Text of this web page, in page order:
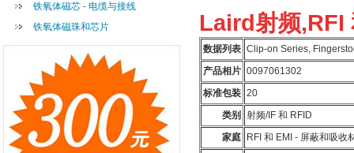
铁氧体磁芯 - 电缆与接线
铁氧体磁珠和芯片
Laird射频,RFI
数据列表 Clip-on Series,
产品相片 0097061302
标准包装 20
类别
射频/IF 和 RFID
家庭
RFI 和 EMI - 屏蔽和吸收